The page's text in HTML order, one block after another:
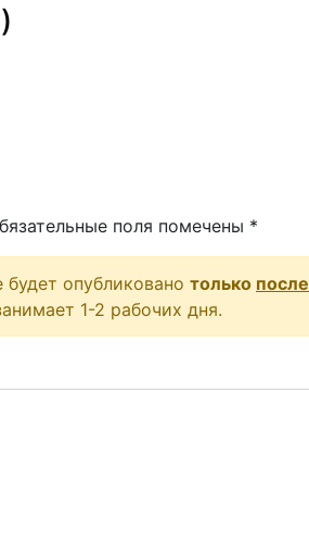
поля помечены *
опубликовано только после
1-2 рабочих дня.